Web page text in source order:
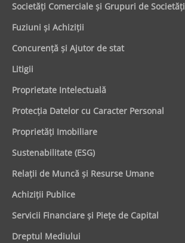
Societăţi Comerciale şi Grupuri de Societăţi
Fuziuni şi Achiziţii
Concurenţă şi Ajutor de stat
Litigii
Proprietate Intelectuală
Protecţia Datelor cu Caracter Personal
Proprietăţi Imobiliare
Sustenabilitate (ESG)
Relaţii de Muncă şi Resurse Umane
Achiziţii Publice
Servicii Financiare şi Pieţe de Capital
Dreptul Mediului